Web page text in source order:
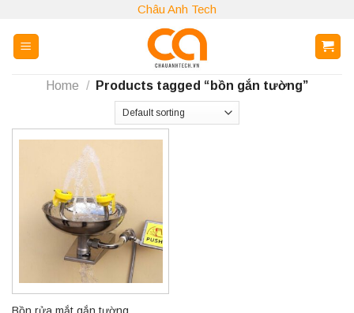
content
Châu Anh Tech
Home / Products tagged “bồn gắn tường”